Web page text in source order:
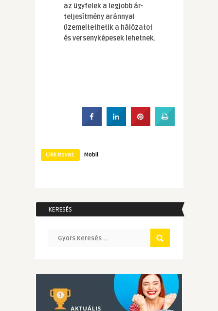
az ügyfelek a legjobb ár-
teljesítmény aránnyal
üzemeltethetik a hálózatot
és versenyképesek lehetnek.
Cikk Rovat: Mobil
KERESÉS